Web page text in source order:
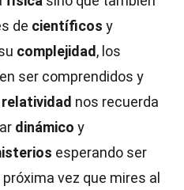
de científicos y
complejidad , los
ser comprendidos y
relatividad nos recuerda
dinámico y
esperando ser
próxima vez que mires al